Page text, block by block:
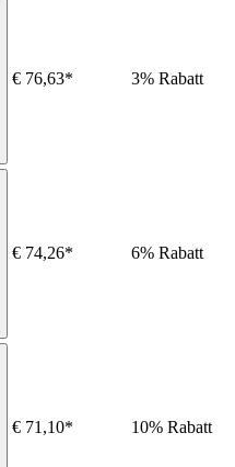
€ 76,63* 3% Rabatt
€ 74,26* 6% Rabatt
€ 71,10* 10% Rabatt